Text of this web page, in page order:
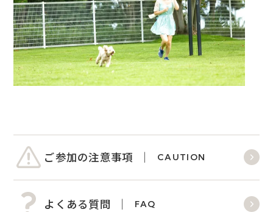
ご参加の注意事項 CAUTION
よくある質問 FAQ